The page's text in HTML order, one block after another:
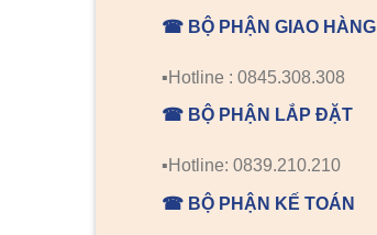
☎ BỘ PHẬN GIAO HÀNG
▪️Hotline : 0845.308.308
☎ BỘ PHẬN LẮP ĐẶT
▪️Hotline: 0839.210.210
☎ BỘ PHẬN KẾ TOÁN